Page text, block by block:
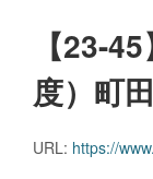
【23-
度）町
URL: https://